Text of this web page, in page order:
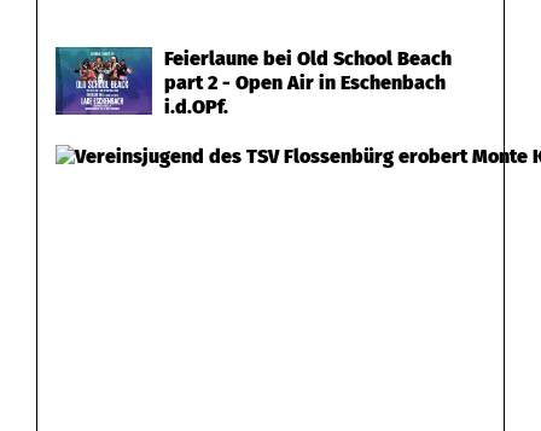
Feierlaune bei Old School Beach
part 2 - Open Air in Eschenbach
i.d.OPf.